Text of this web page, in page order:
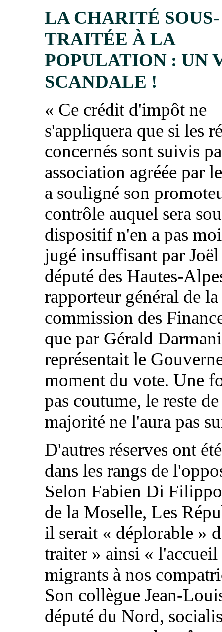
LA CHARITÉ SOUS-
TRAITÉE À LA
POPULATION : UN
SCANDALE !
« Ce crédit d'impôt ne
s'appliquera que si les
concernés sont suivis
association agréée par
a souligné son
contrôle auquel sera
dispositif n'en a pas
jugé insuffisant par
député des Hautes-
rapporteur général de la
commission des
que par Gérald
représentait le
moment du vote. Une
pas coutume, le reste
majorité ne l'aura pas
D'autres réserves ont
dans les rangs de
Selon Fabien Di
de la Moselle, Les
il serait « déplorable »
traiter » ainsi « l'accueil
migrants à nos
Son collègue Jean-
député du Nord,